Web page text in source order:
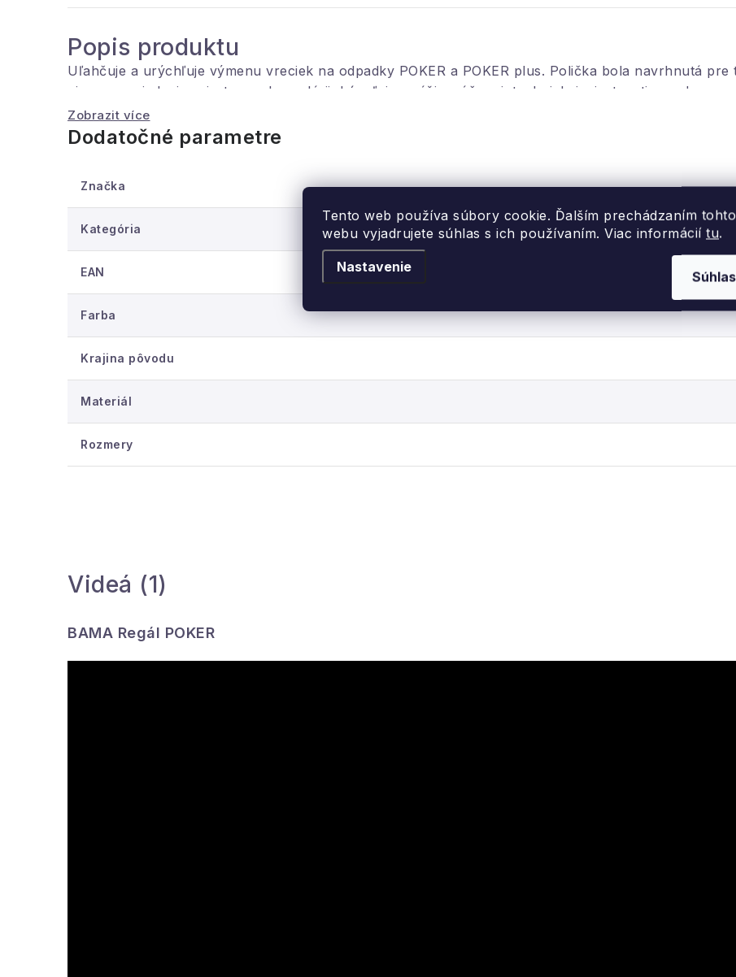
Tento web používa súbory cookie. Ďalším prechádzaním tohto
webu vyjadrujete súhlas s ich používaním. Viac informácií tu.
Nastavenie
Popis produktu
Uľahčuje a urýchľuje výmenu vreciek na odpadky POKER a POKER plus. Polička bola navrhnutá pre
aj na usporiadanie priestoru v kancelárii, kúpeľni, garáži, práčovni, technickej miestnosti a pod.
Jednoduchá montáž, maximálne zaťaženie 10 kg/policu.
Zobrazit více
Dodatočné parametre
Značka
Kategória
EAN
Farba
Krajina pôvodu
Materiál
Rozmery
Videá (1)
BAMA Regál POKER